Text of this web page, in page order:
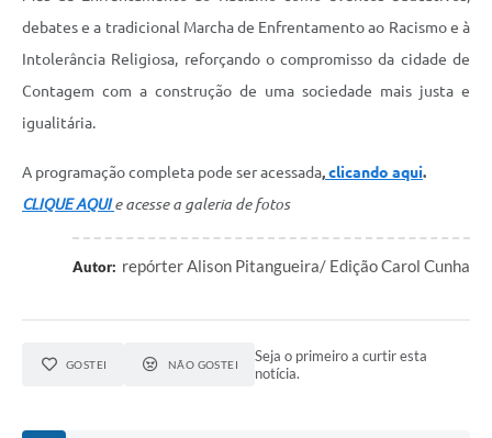
debates e a tradicional Marcha de Enfrentamento ao Racismo e à
Intolerância Religiosa, reforçando o compromisso da cidade de
Contagem com a construção de uma sociedade mais justa e
igualitária.
A programação completa pode ser acessada,clicando aqui.
CLIQUE AQUIe acesse a galeria de fotos
Autor: repórter Alison Pitangueira/ Edição Carol Cunha
GOSTEI NÃO GOSTEI
Seja o primeiro a curtir esta
notícia.